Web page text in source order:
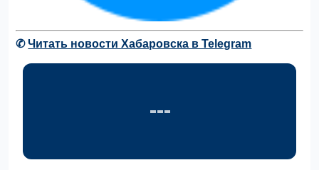
✆Читать новости Хабаровска в Telegram